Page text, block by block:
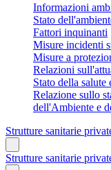
Informazioni
Stato
Fattori inquinanti
Misure incidenti
Misure a
Relazioni
Stato della salute
Relazione sullo
dell'Ambiente e
Strutture sanitarie
Strutture sanitarie